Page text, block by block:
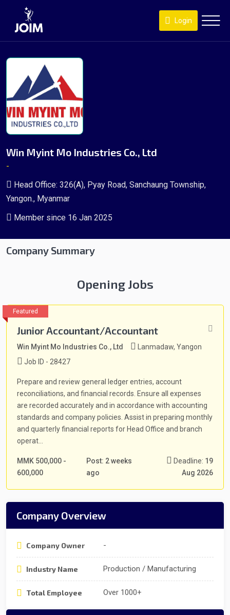
Login
Win Myint Mo Industries Co., Ltd
-
Head Office: 326(A), Pyay Road, Sanchaung Township,
Yangon., Myanmar
Member since 16 Jan 2025
Company Summary
Opening Jobs
Junior Accountant/Accountant
Win Myint Mo Industries Co., Ltd
Lanmadaw, Yangon
Job ID - 28427
Prepare and review general ledger entries, account
reconciliations, and financial records. Ensure all expenses
are recorded accurately and in accordance with accounting
standards and company policies. Assist in preparing monthly
and quarterly financial reports for Head Office and branch
operat...
MMK 500,000 -
600,000
Post: 2 weeks
ago
Deadline: 19
Aug 2026
Company Overview
Company Owner -
Industry Name Production / Manufacturing
Total Employee Over 1000+